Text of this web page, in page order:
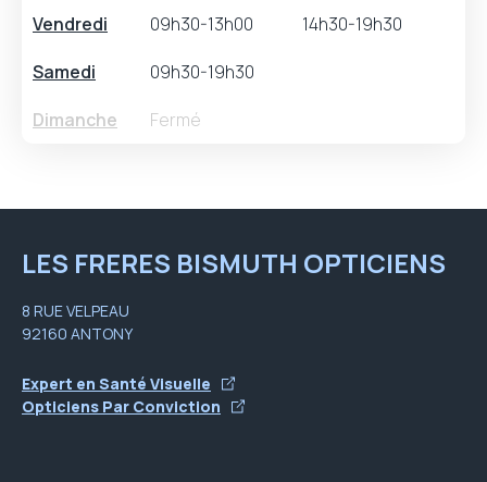
Vendredi
09h30-13h00
14h30-19h30
Samedi
09h30-19h30
Dimanche
Fermé
LES FRERES BISMUTH OPTICIENS
8 RUE VELPEAU
92160 ANTONY
Expert en Santé Visuelle
Opticiens Par Conviction